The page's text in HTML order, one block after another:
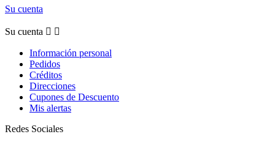
Su cuenta
Su cuenta  
Información personal
Pedidos
Créditos
Direcciones
Cupones de Descuento
Mis alertas
Redes Sociales